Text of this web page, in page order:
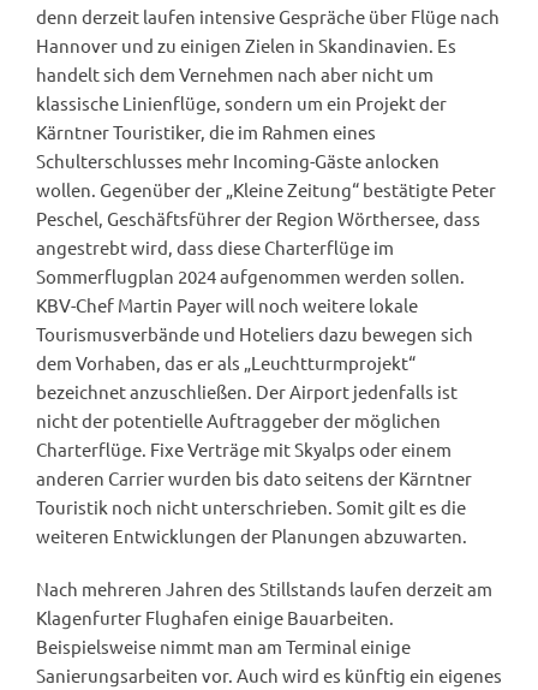
denn derzeit laufen intensive Gespräche über Flüge nach
Hannover und zu einigen Zielen in Skandinavien. Es
handelt sich dem Vernehmen nach aber nicht um
klassische Linienflüge, sondern um ein Projekt der
Kärntner Touristiker, die im Rahmen eines
Schulterschlusses mehr Incoming-Gäste anlocken
wollen. Gegenüber der „Kleine Zeitung“ bestätigte Peter
Peschel, Geschäftsführer der Region Wörthersee, dass
angestrebt wird, dass diese Charterflüge im
Sommerflugplan 2024 aufgenommen werden sollen.
KBV-Chef Martin Payer will noch weitere lokale
Tourismusverbände und Hoteliers dazu bewegen sich
dem Vorhaben, das er als „Leuchtturmprojekt“
bezeichnet anzuschließen. Der Airport jedenfalls ist
nicht der potentielle Auftraggeber der möglichen
Charterflüge. Fixe Verträge mit Skyalps oder einem
anderen Carrier wurden bis dato seitens der Kärntner
Touristik noch nicht unterschrieben. Somit gilt es die
weiteren Entwicklungen der Planungen abzuwarten.
Nach mehreren Jahren des Stillstands laufen derzeit am
Klagenfurter Flughafen einige Bauarbeiten.
Beispielsweise nimmt man am Terminal einige
Sanierungsarbeiten vor. Auch wird es künftig ein eigenes